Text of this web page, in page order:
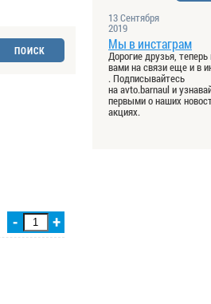
13 Сентября
2019
Мы в инстаграм
Дорогие друзья,
вами на связи еще и в
. Подписывайтесь
на avto.barnaul и
первыми о наших
акциях.
+
-